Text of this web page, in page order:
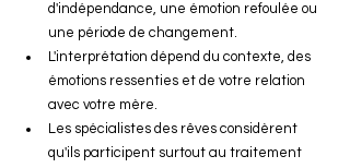
d'indépendance, une émotion refoulée ou
une période de changement.
L'interprétation dépend du contexte, des
émotions ressenties et de votre relation
avec votre mère.
Les spécialistes des rêves considèrent
qu'ils participent surtout au traitement